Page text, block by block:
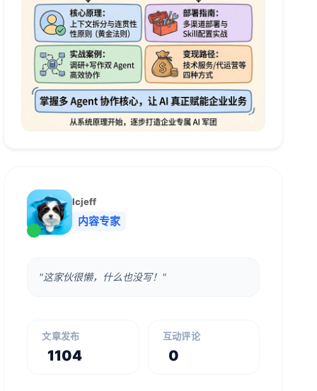
lcjeff
内容专家
"这家伙很懒，什么也没写！"
文章发布
1104
互动评论
0